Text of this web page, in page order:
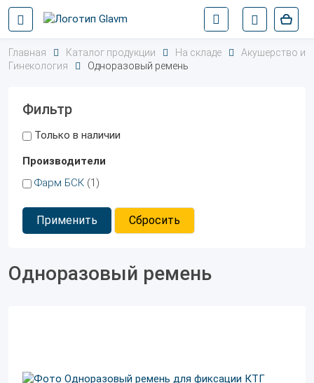
Главная Каталог продукции На складе
Акушерство и
Гинекология
Одноразовый ремень
Фильтр
Только в наличии
Производители
Фарм БСК (1)
Применить Сбросить
Одноразовый ремень